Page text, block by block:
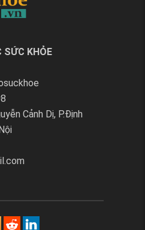
SỨC KHỎE
Cảnh Dị, P.Định